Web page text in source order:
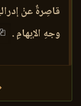
قاصِرةٌ عنْ
وجهِ الإبهامِ .